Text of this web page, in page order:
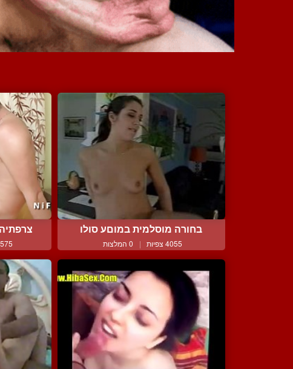
בחורה מוסלמית במוםע סולו
4055 צפיות | 0 המלצות 20575